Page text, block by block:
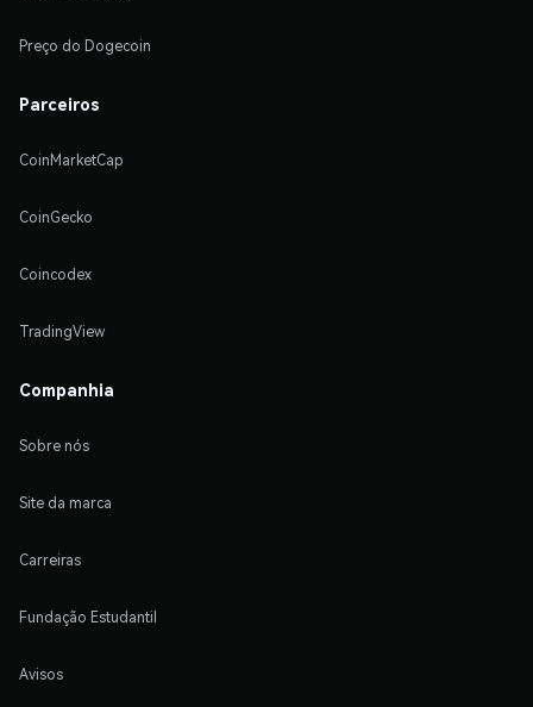
Preço do Dogecoin
Parceiros
CoinMarketCap
CoinGecko
Coincodex
TradingView
Companhia
Sobre nós
Site da marca
Carreiras
Fundação Estudantil
Avisos